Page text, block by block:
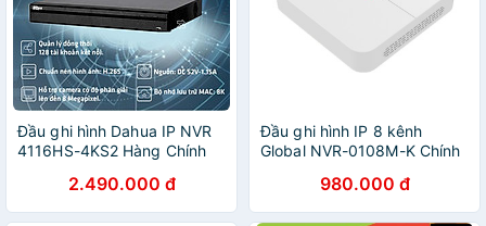
Đầu ghi hình Dahua IP NVR
4116HS-4KS2 Hàng Chính
2.490.000 đ
Đầu ghi hình IP 8 kênh
Global NVR-0108M-K Chính
980.000 đ